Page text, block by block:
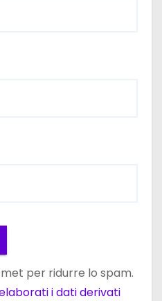
per ridurre lo spam.
i dati derivati